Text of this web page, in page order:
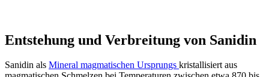
Entstehung und Verbreitung von Sanidin
Sanidin als Mineral magmatischen Ursprungs kristallisiert aus